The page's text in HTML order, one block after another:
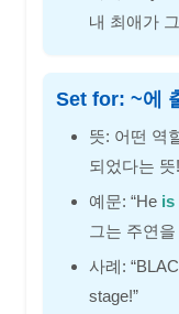
내 최애가
Set for: ~에
뜻: 어떤 역
되었다는 뜻!
예문: “He is
그는 주연을
사례:
stage!”